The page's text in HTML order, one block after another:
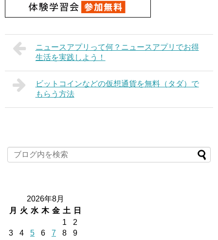
ニュースアプリって何？ニュースアプリでお得
生活を実践しよう！
ビットコインなどの仮想通貨を無料（タダ）で
もらう方法
2026年8月
月
火 水 木 金 土
日
1
2
3
4 5 6 7 8
9